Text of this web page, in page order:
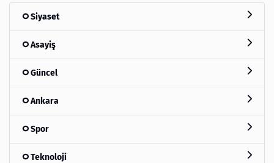
Siyaset
Asayiş
Güncel
Ankara
Spor
Teknoloji